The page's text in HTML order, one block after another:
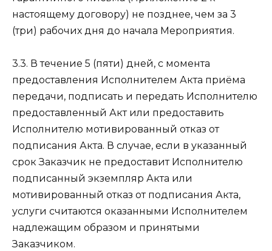
настоящему договору) не позднее, чем за 3
(три) рабочих дня до начала Мероприятия.
3.3. В течение 5 (пяти) дней, с момента
предоставления Исполнителем Акта приёма
передачи, подписать и передать Исполнителю
предоставленный Акт или предоставить
Исполнителю мотивированный отказ от
подписания Акта. В случае, если в указанный
срок Заказчик не предоставит Исполнителю
подписанный экземпляр Акта или
мотивированный отказ от подписания Акта,
услуги считаются оказанными Исполнителем
надлежащим образом и принятыми
Заказчиком.